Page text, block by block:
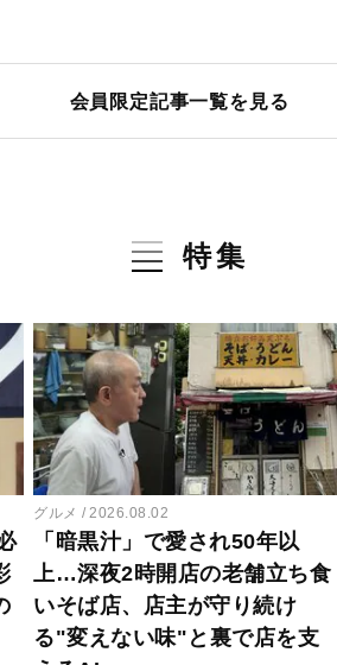
会員限定記事一覧を見る
特集
グルメ 2026.08.02
「暗黒汁」で愛され50年以
上…深夜2時開店の老舗立ち食
いそば店、店主が守り続け
る"変えない味"と裏で店を支